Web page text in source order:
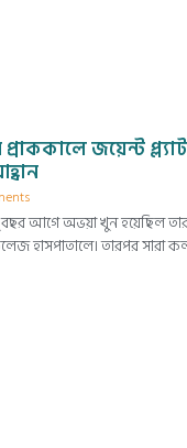
জয়েন্ট
আগে অভয়া খুন হয়েছিল
হাসপাতালে। তারপর সারা